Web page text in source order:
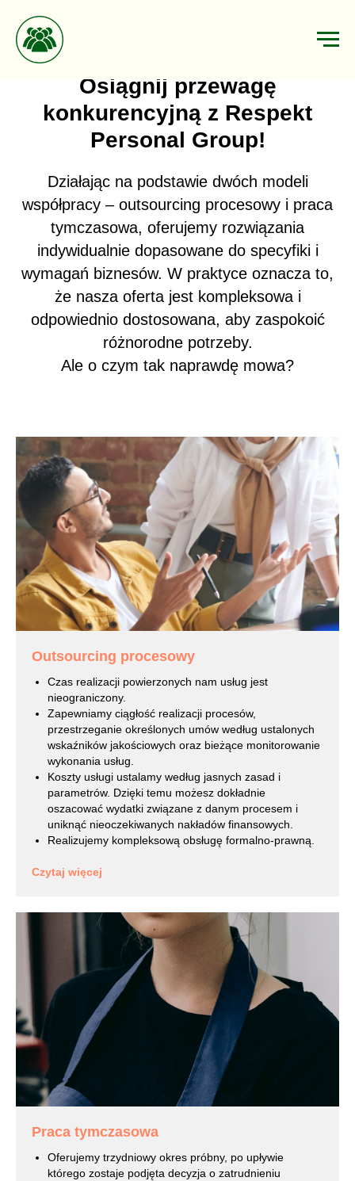
Osiągnij przewagę
konkurencyjną z Respekt
Personal Group!
Działając na podstawie dwóch modeli
współpracy – outsourcing procesowy i praca
tymczasowa, oferujemy rozwiązania
indywidualnie dopasowane do specyfiki i
wymagań biznesów. W praktyce oznacza to,
że nasza oferta jest kompleksowa i
odpowiednio dostosowana, aby zaspokoić
różnorodne potrzeby.
Ale o czym tak naprawdę mowa?
Outsourcing procesowy
Czas realizacji powierzonych nam usług jest
nieograniczony.
Zapewniamy ciągłość realizacji procesów,
przestrzeganie określonych umów według ustalonych
wskaźników jakościowych oraz bieżące monitorowanie
wykonania usług.
Koszty usługi ustalamy według jasnych zasad i
parametrów. Dzięki temu możesz dokładnie
oszacować wydatki związane z danym procesem i
uniknąć nieoczekiwanych nakładów finansowych.
Realizujemy kompleksową obsługę formalno-prawną.
Czytaj więcej
Praca tymczasowa
Oferujemy trzydniowy okres próbny, po upływie
którego zostaje podjęta decyzja o zatrudnieniu